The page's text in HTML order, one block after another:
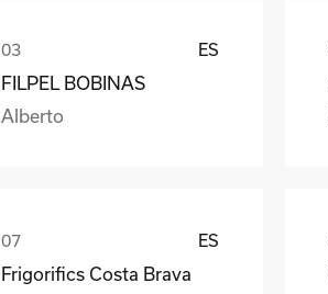
ES
FILPEL BOBINAS
Alberto
ES
Frigorifics Costa Brava